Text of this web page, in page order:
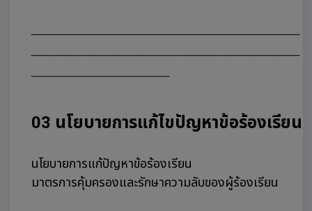
03 นโยบายการแก้ไขปัญหาข้อร้องเรียน
นโยบายการแก้ปัญหาข้อร้องเรียน
มาตรการคุ้มครองและรักษาความลับของผู้ร้องเรียน